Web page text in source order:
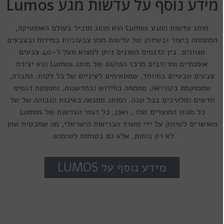
מידע נוסף על עדשות מגע Lumos
מותג עדשות המגע Lumos הוא מותג מוביל בעולם האופטיקה,
המתמחה ביצור ובשיווק של עדשות מגע צבעוניות במידות ובצבעים
מגוונים. בין הדגמים השונים ניתן למצוא מעל ל-40 צבעים
אופנתיים ומרהיבים מרכז הפוקוס של מותג Lumos הוא יצירת
צבעים טבעיים במיוחד, שמתאימים לעיניים של כל לקוח. החברה,
שממוקמת בקוריאה, מתמחה בחידוש ובחדשנות, ומספקת דגמים
חדשים ומלהיבים בכל שנה. המותג מתגאה באיכות הגבוהה של של
כל מגוון המוצרים שלו , ואכן, כל דגמי העדשות של Lumos
מאושרים לשיווק על ידי משרד הבריאות הישראלי, מה שמבטיח שהן
לא רק נוחות, אלא גם בטוחות לשימוש.
מידע נוסף על LUMOS